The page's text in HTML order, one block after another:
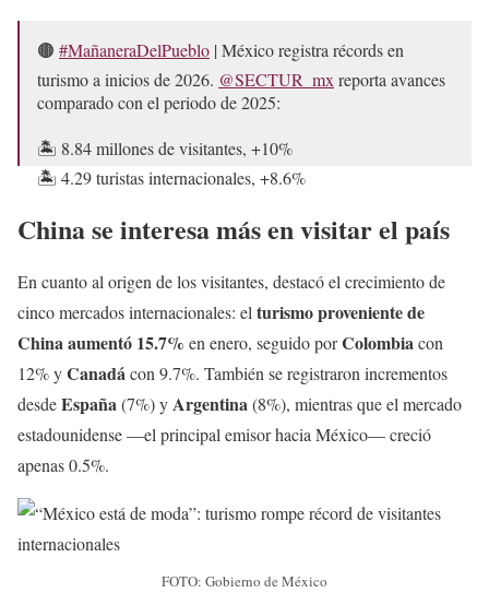
🟤 #MañaneraDelPueblo | México registra récords en
turismo a inicios de 2026. @SECTUR_mx reporta avances
comparado con el periodo de 2025:
🏝️ 8.84 millones de visitantes, +10%
🏝️ 4.29 turistas internacionales, +8.6%
🏝️ 1.28 millones…pic.twitter.com/BeJcObzMzG
— Once Noticias (@OnceNoticiasTV)March 18, 2026
China se interesa más en visitar el país
En cuanto al origen de los visitantes, destacó el crecimiento de
cinco mercados internacionales: el turismo proveniente de
China aumentó 15.7% en enero, seguido porColombia con
12% yCanadá con 9.7%. También se registraron incrementos
desdeEspaña (7%) y Argentina (8%), mientras que el mercado
estadounidense —el principal emisor hacia México— creció
apenas 0.5%.
FOTO: Gobierno de México